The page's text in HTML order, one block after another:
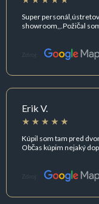
Super
showroom,,.Požičal
Zdroj:
Erik V.
Kúpil som tam pred
Občas kúpim nejaký
Zdroj: